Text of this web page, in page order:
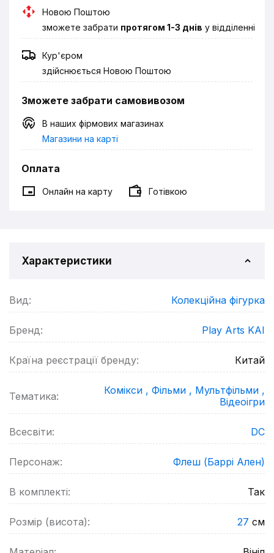
Новою Поштою
зможете забрати протягом 1-3 днів у відділенні
Кур'єром
здійснюється Новою Поштою
Зможете забрати самовивозом
В наших фірмових магазинах
Магазини на карті
Оплата
Онлайн на карту Готівкою
Характеристики
Вид: Колекційна фігурка
Бренд: Play Arts KAI
Країна реєстрації бренду: Китай
Тематика: Комікси , Фільми , Мультфільми ,
Відеоігри
Всесвіти: DC
Персонаж: Флеш (Баррі Ален)
В комплекті: Так
Розмір (висота): 27 см